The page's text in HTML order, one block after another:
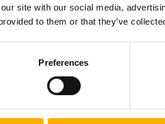
site with our social media,
to them or that they’ve
Preferences
indywidualny